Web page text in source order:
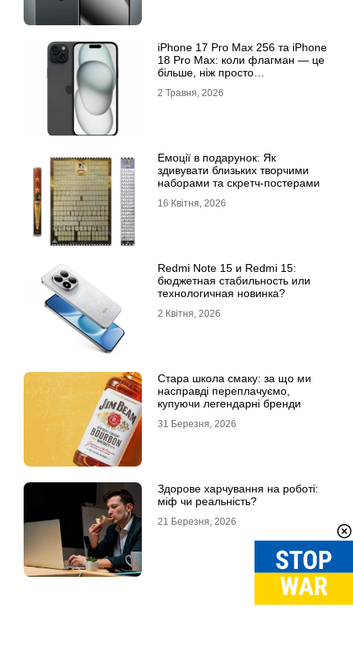
iРhone 17 Рro Мax 256 та iРhone
18 Рro Мax: коли флагман — це
більше, ніж просто
2 Травня, 2026
Емоції в подарунок: Як
здивувати близьких творчими
наборами та скретч-постерами
16 Квітня, 2026
Redmi Note 15 и Redmi 15:
бюджетная стабильность или
технологичная новинка?
2 Квітня, 2026
Стара школа смаку: за що ми
насправді переплачуємо,
купуючи легендарні бренди
31 Березня, 2026
Здорове харчування на роботі:
міф чи реальність?
21 Березня, 2026